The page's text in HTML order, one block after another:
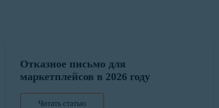
Отказное письмо для
маркетплейсов в 2026 году
Читать статью